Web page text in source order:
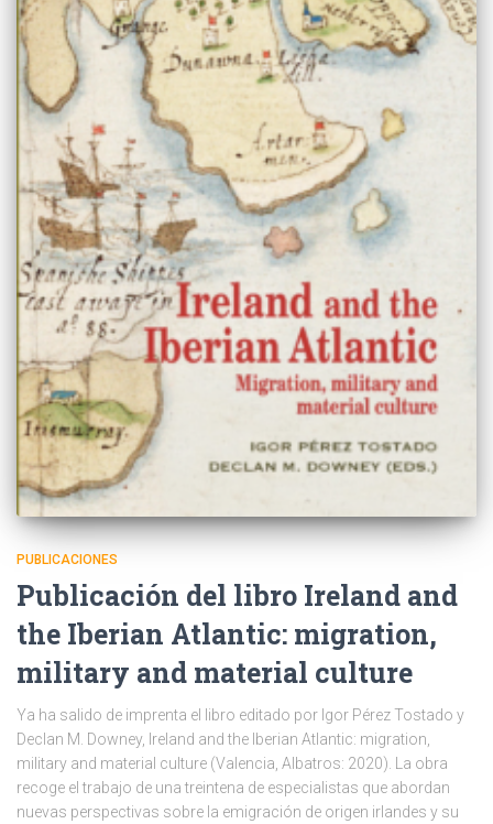
PUBLICACIONES
Publicación del libro Ireland and
the Iberian Atlantic: migration,
military and material culture
Ya ha salido de imprenta el libro editado por Igor Pérez Tostado y
Declan M. Downey, Ireland and the Iberian Atlantic: migration,
military and material culture (Valencia, Albatros: 2020). La obra
recoge el trabajo de una treintena de especialistas que abordan
nuevas perspectivas sobre la emigración de origen irlandes y su